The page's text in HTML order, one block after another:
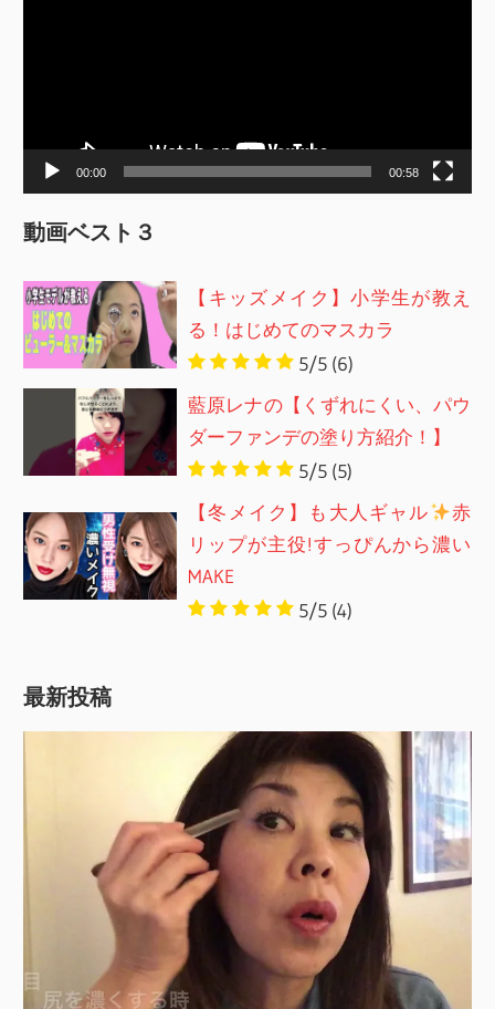
ー
00:00 00:58
動画ベスト３
【キッズメイク】小学生が教え
る！はじめてのマスカラ
5/5 (6)
藍原レナの【くずれにくい、パウ
ダーファンデの塗り方紹介！】
5/5 (5)
【冬メイク】も大人ギャル
赤
リップが主役!すっぴんから濃い
MAKE
5/5 (4)
最新投稿